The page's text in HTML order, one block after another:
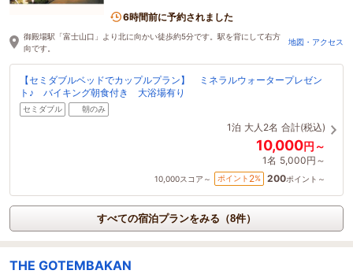
6時間前に予約されました
御殿場駅「富士山口」より北に向かい徒歩約5分です。駅を背にして右方
向です。
地図・アクセス
【セミダブルベッドでカップルプラン】 ミネラルウォータープレゼン
ト♪ バイキング朝食付き 大浴場有り
セミダブル 朝のみ
1泊 大人2名 合計(税込)
10,000円～
1名 5,000円～
10,000スコア～ ポイント 2% 200ポイント～
すべての宿泊プランをみる（8件）
THE GOTEMBAKAN